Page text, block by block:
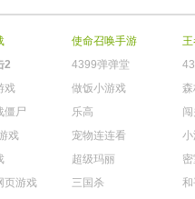
使命召唤手游 王
2 4399弹弹堂
戏 做饭小游戏 森
僵尸 乐高
戏 宠物连连看
超级玛丽
页游戏 三国杀 和